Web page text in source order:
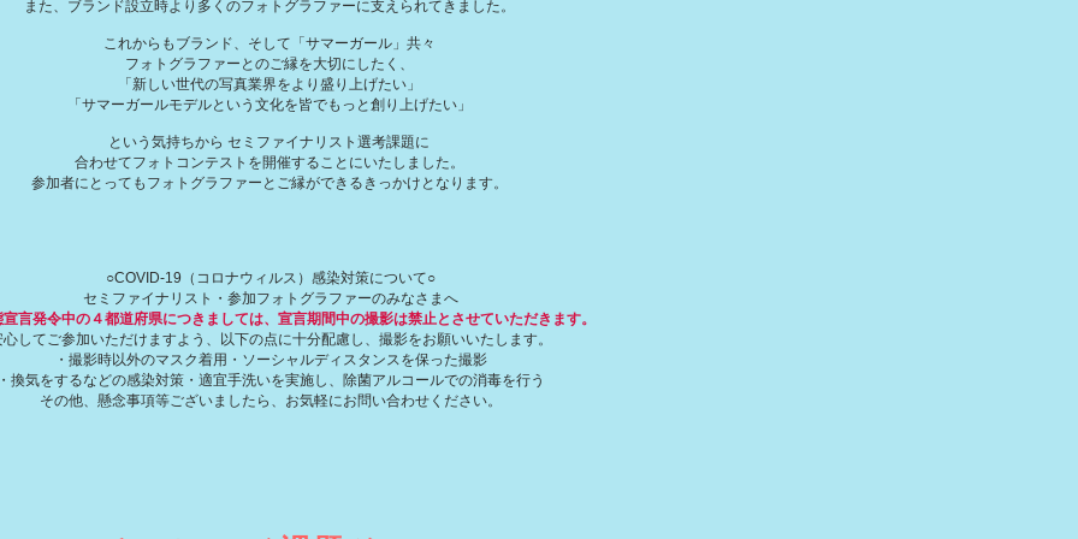
また、ブランド設立時より多くのフォトグラファーに支えられてきました。
これからもブランド、そして「サマーガール」共々
フォトグラファーとのご縁を大切にしたく、
「新しい世代の写真業界をより盛り上げたい」
「サマーガールモデルという文化を皆でもっと創り上げたい」
という気持ちから セミファイナリスト選考課題に
合わせてフォトコンテストを開催することにいたしました。
参加者にとってもフォトグラファーとご縁ができるきっかけとなります。
○COVID-19（コロナウィルス）感染対策について○
セミファイナリスト・参加フォトグラファーのみなさまへ
言発令中の４都道府県につきましては、宣言期間中の撮影は禁止とさせていただきます。
心してご参加いただけますよう、以下の点に十分配慮し、撮影をお願いいたします。
・撮影時以外のマスク着用・ソーシャルディスタンスを保った撮影
換気をするなどの感染対策・適宜手洗いを実施し、除菌アルコールでの消毒を行う
その他、懸念事項等ございましたら、お気軽にお問い合わせください。